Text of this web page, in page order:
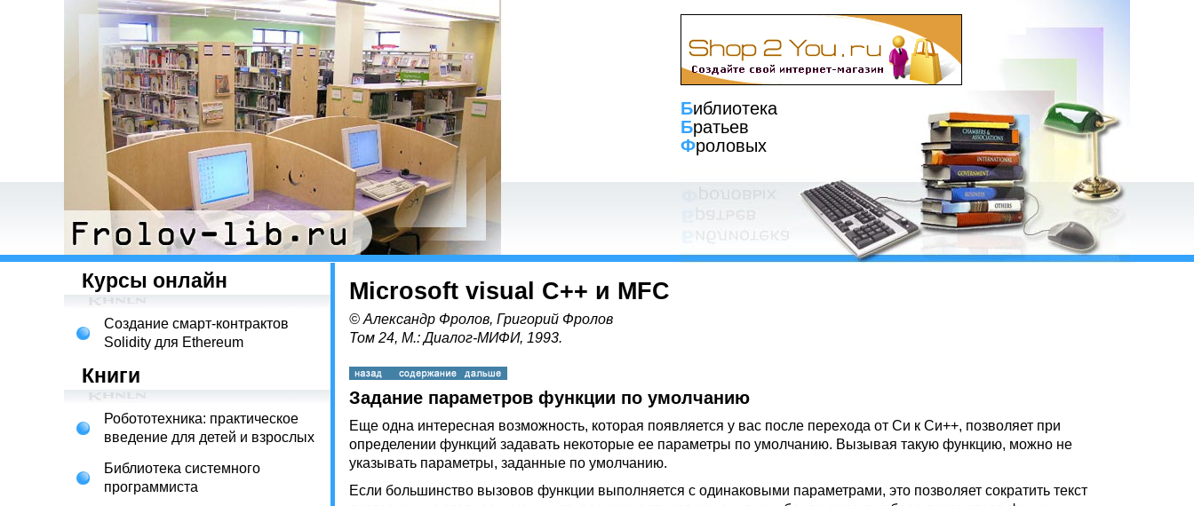
Библиотека
Братьев
Фроловых
Курсы онлайн
Создание смарт-контрактов
Solidity для Ethereum
Книги
Робототехника: практическое
введение для детей и взрослых
Библиотека системного
программиста
Microsoft visual C++ и MFC
© Александр Фролов, Григорий Фролов
Том 24, М.: Диалог-МИФИ, 1993.
Задание параметров функции по умолчанию
Еще одна интересная возможность, которая появляется у вас после перехода от Си к Си++, позволяет при
определении функций задавать некоторые ее параметры по умолчанию. Вызывая такую функцию, можно не
указывать параметры, заданные по умолчанию.
Если большинство вызовов функции выполняется с одинаковыми параметрами, это позволяет сократить текст